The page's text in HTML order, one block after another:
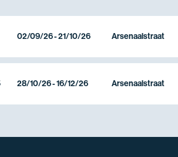
02/09/26 - 21/10/26 Arsenaalstraat
28/10/26 - 16/12/26 Arsenaalstraat